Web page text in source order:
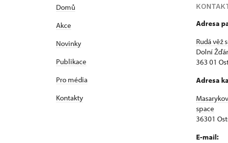
Domů
Akce
Novinky
Publikace
Pro média
Kontakty
Adresa
Rudá věž
Dolní
363 01
Adresa
space
36301
E-mail: